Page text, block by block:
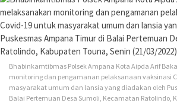
Bhabinkamtibmas Polsek Ampana Kota Aipda Arif
monitoring dan pengamanan pelaksanaan vaksinasi
masyarakat umum dan lansia yang diadakan oleh
Balai Pertemuan Desa Sumoli, Kecamatan Ratolindo,